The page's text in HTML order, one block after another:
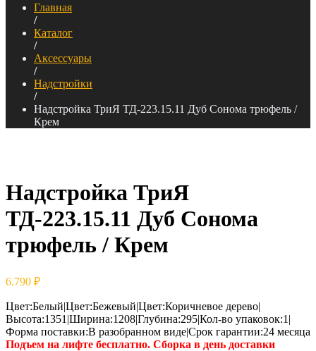
Главная
/
Каталог
/
Аксессуары
/
Надстройки
/
Надстройка ТриЯ ТД-223.15.11 Дуб Сонома трюфель /
Крем
Надстройка ТриЯ
ТД-223.15.11 Дуб Сонома
трюфель / Крем
6.790 ₽
Цвет:Белый|Цвет:Бежевый|Цвет:Коричневое дерево|
Высота:1351|Ширина:1208|Глубина:295|Кол-во упаковок:1|
Форма поставки:В разобранном виде|Срок гарантии:24 месяца
Подъем на лифте бесплатно. Сборка в день доставки